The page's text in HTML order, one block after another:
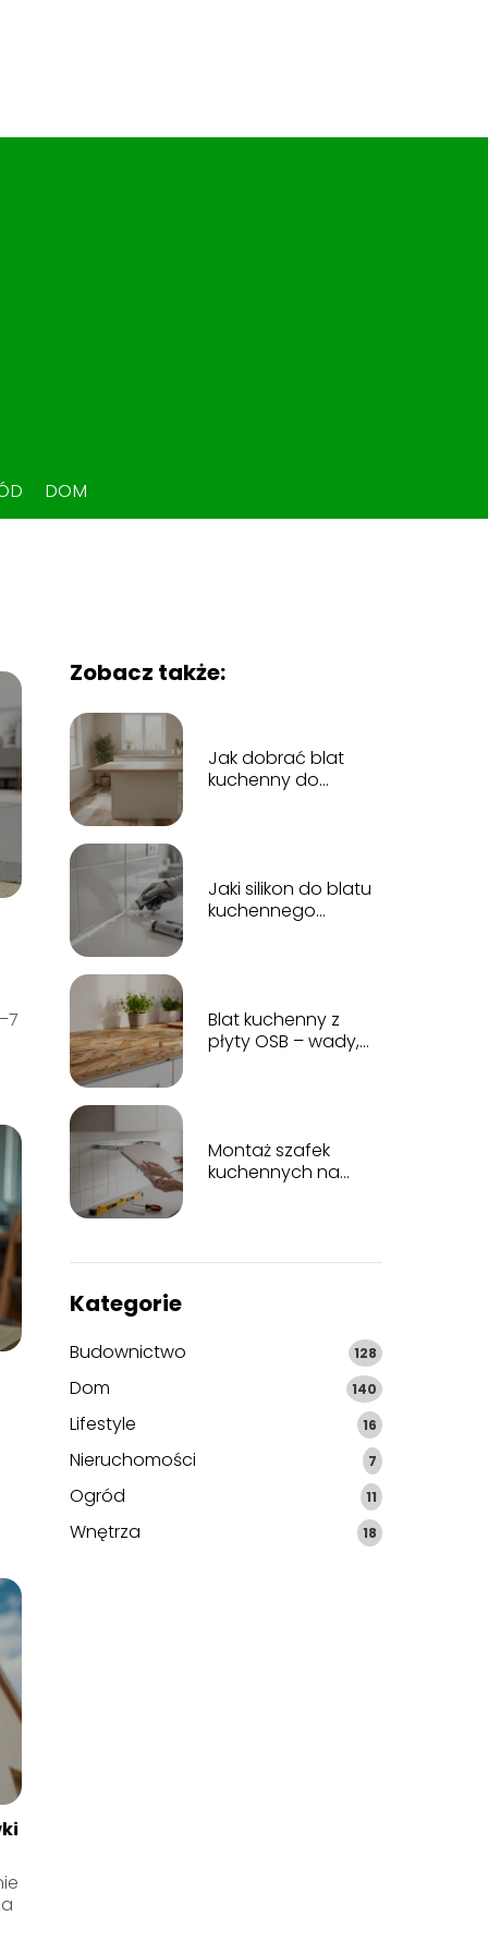
DOM
Zobacz także:
Jak dobrać blat
kuchenny do
Jaki silikon do blatu
kuchennego
Blat kuchenny z
płyty OSB – wady,
Montaż szafek
kuchennych na
Kategorie
Budownictwo 128
Dom 140
Lifestyle 16
Nieruchomości 7
Ogród 11
Wnętrza 18